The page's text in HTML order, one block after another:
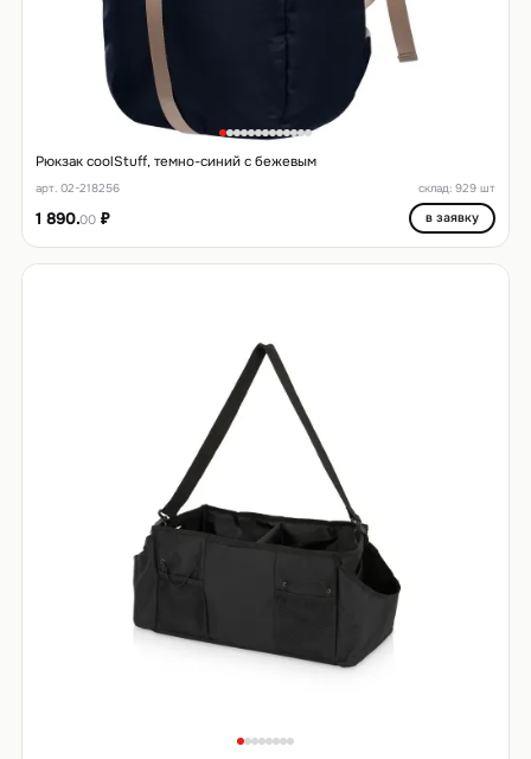
Рюкзак coolStuff, темно-синий с бежевым
арт. 02-218256 склад: 929 шт
1 890.00₽ в заявку